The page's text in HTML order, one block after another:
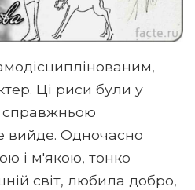
Ці риси були у
вийде. Одночасно
і м'якою, тонко
світ, любила добро,